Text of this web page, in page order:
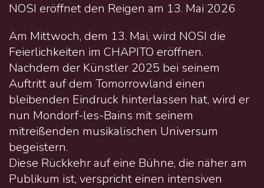
NOSI eröffnet den Reigen am 13. Mai 2026
Am Mittwoch, dem 13. Mai, wird NOSI die
Feierlichkeiten im CHAPITO eröffnen.
Nachdem der Künstler 2025 bei seinem
Auftritt auf dem Tomorrowland einen
bleibenden Eindruck hinterlassen hat, wird er
nun Mondorf-les-Bains mit seinem
mitreißenden musikalischen Universum
begeistern.
Diese Rückkehr auf eine Bühne, die näher am
Publikum ist, verspricht einen intensiven